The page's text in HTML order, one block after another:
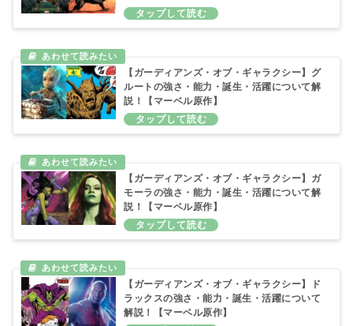
【ガーディアンズ・オブ・ギャラクシー】グ
ルートの強さ・能力・誕生・活躍について解
説！【マーベル原作】
【ガーディアンズ・オブ・ギャラクシー】ガ
モーラの強さ・能力・誕生・活躍について解
説！【マーベル原作】
【ガーディアンズ・オブ・ギャラクシー】ド
ラックスの強さ・能力・誕生・活躍について
解説！【マーベル原作】